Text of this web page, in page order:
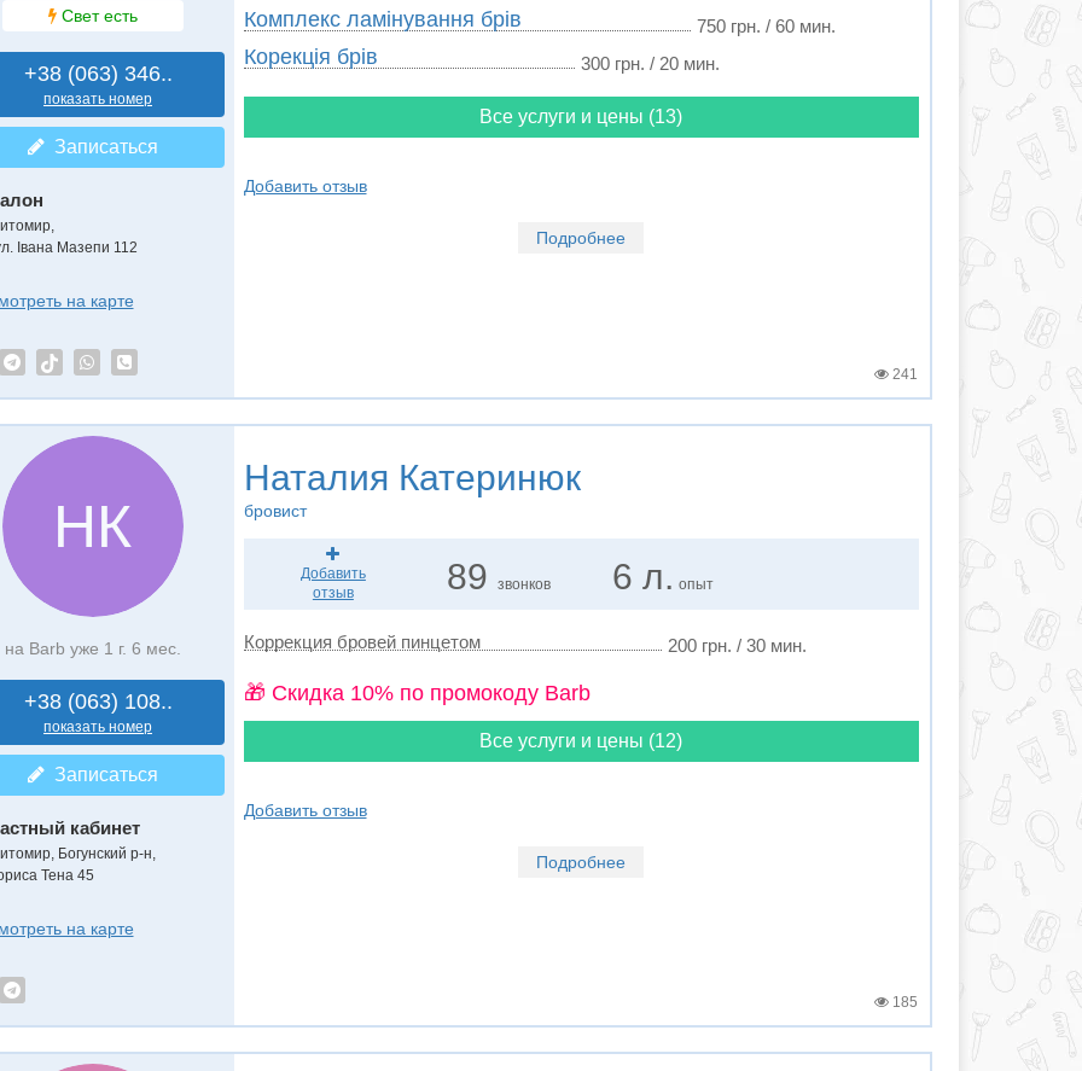
Свет есть
+38 (063) 346..
показать номер
Записаться
Івана Мазепи 112
на карте
Комплекс ламінування брів 750 грн. / 60 мин.
Корекція брів 300 грн. / 20 мин.
Все услуги и цены (13)
Добавить отзыв
Подробнее
241
НК
на Barb уже 1 г. 6 мес.
+38 (063) 108..
показать номер
Записаться
кабинет
Богунский р-н,
Тена 45
на карте
Наталия Катеринюк
бровист
Добавить
отзыв
89 звонков 6 л. опыт
Коррекция бровей пинцетом 200 грн. / 30 мин.
🎁 Cкидка 10% по промокоду Barb
Все услуги и цены (12)
Добавить отзыв
Подробнее
185